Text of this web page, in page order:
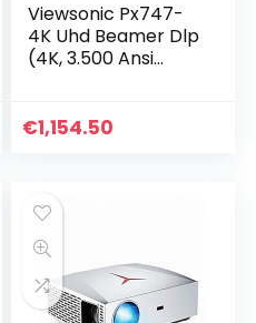
Viewsonic Px747-
4K Uhd Beamer Dlp
(4K, 3.500 Ansi
1.2X Optische Zoom,
€1,154.50